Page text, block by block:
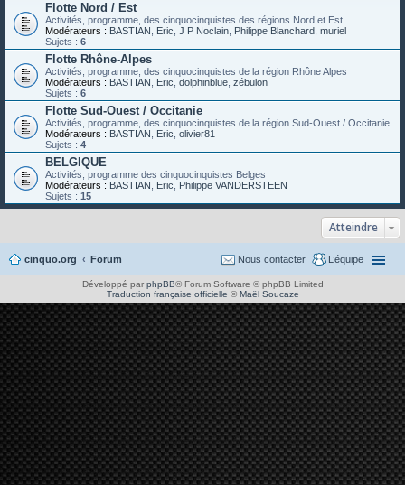
Flotte Nord / Est
Activités, programme, des cinquocinquistes des régions Nord et Est.
Modérateurs : BASTIAN Eric J P Noclain Philippe Blanchard muriel
Sujets : 6
Flotte Rhône-Alpes
Activités, programme, des cinquocinquistes de la région Rhône Alpes
Modérateurs : BASTIAN Eric dolphinblue zébulon
Sujets : 6
Flotte Sud-Ouest / Occitanie
Activités, programme, des cinquocinquistes de la région Sud-Ouest / Occitanie
Modérateurs : BASTIAN Eric olivier81
Sujets : 4
BELGIQUE
Activités, programme des cinquocinquistes Belges
Modérateurs : BASTIAN Eric
Philippe VANDERSTEEN
Sujets : 15
Atteindre
cinquo.org Forum L’équipe
Nous contacter
Développé par phpBB® Forum Software © phpBB Limited
Traduction française officielle ©Maël Soucaze